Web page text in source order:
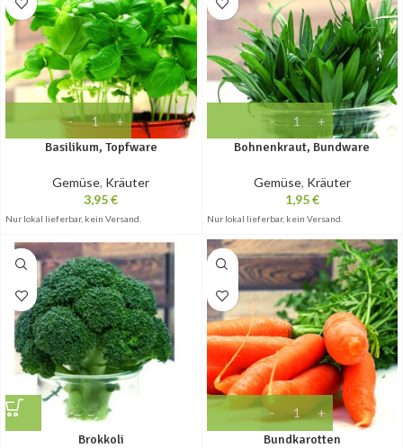
Basilikum, Topfware
Gemüse, Kräuter
3,95€
Nur lokal lieferbar, kein Versand.
Bohnenkraut, Bundware
Gemüse, Kräuter
1,95€
Nur lokal lieferbar, kein Versand.
Brokkoli Bundkarotten